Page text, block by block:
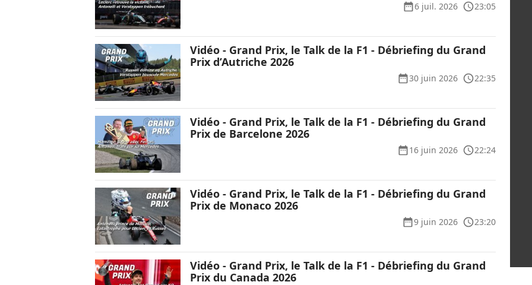
6 juil. 2026 23:05
Vidéo - Grand Prix, le Talk de la F1 - Débriefing du Grand
Prix d’Autriche 2026
30 juin 2026 22:35
Vidéo - Grand Prix, le Talk de la F1 - Débriefing du Grand
Prix de Barcelone 2026
16 juin 2026 22:24
Vidéo - Grand Prix, le Talk de la F1 - Débriefing du Grand
Prix de Monaco 2026
9 juin 2026 23:20
Vidéo - Grand Prix, le Talk de la F1 - Débriefing du Grand
Prix du Canada 2026